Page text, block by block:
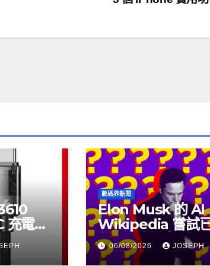
電線
數碼界新聞
Elon Musk 的 AI
Wikipedia 嘗試
個月沒有更新了
06/08/2026 JOSEPH